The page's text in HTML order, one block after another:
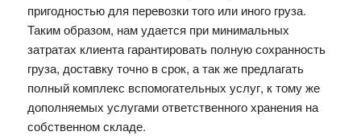
пригодностью для перевозки того или иного груза.
Таким образом, нам удается при минимальных
затратах клиента гарантировать полную сохранность
груза, доставку точно в срок, а так же предлагать
полный комплекс вспомогательных услуг, к тому же
дополняемых услугами ответственного хранения на
собственном складе.